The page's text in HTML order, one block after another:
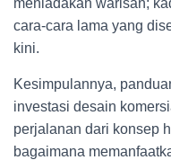
meniadakan warisan;
cara-cara lama yang
kini.
Kesimpulannya,
investasi desain
perjalanan dari konsep
bagaimana